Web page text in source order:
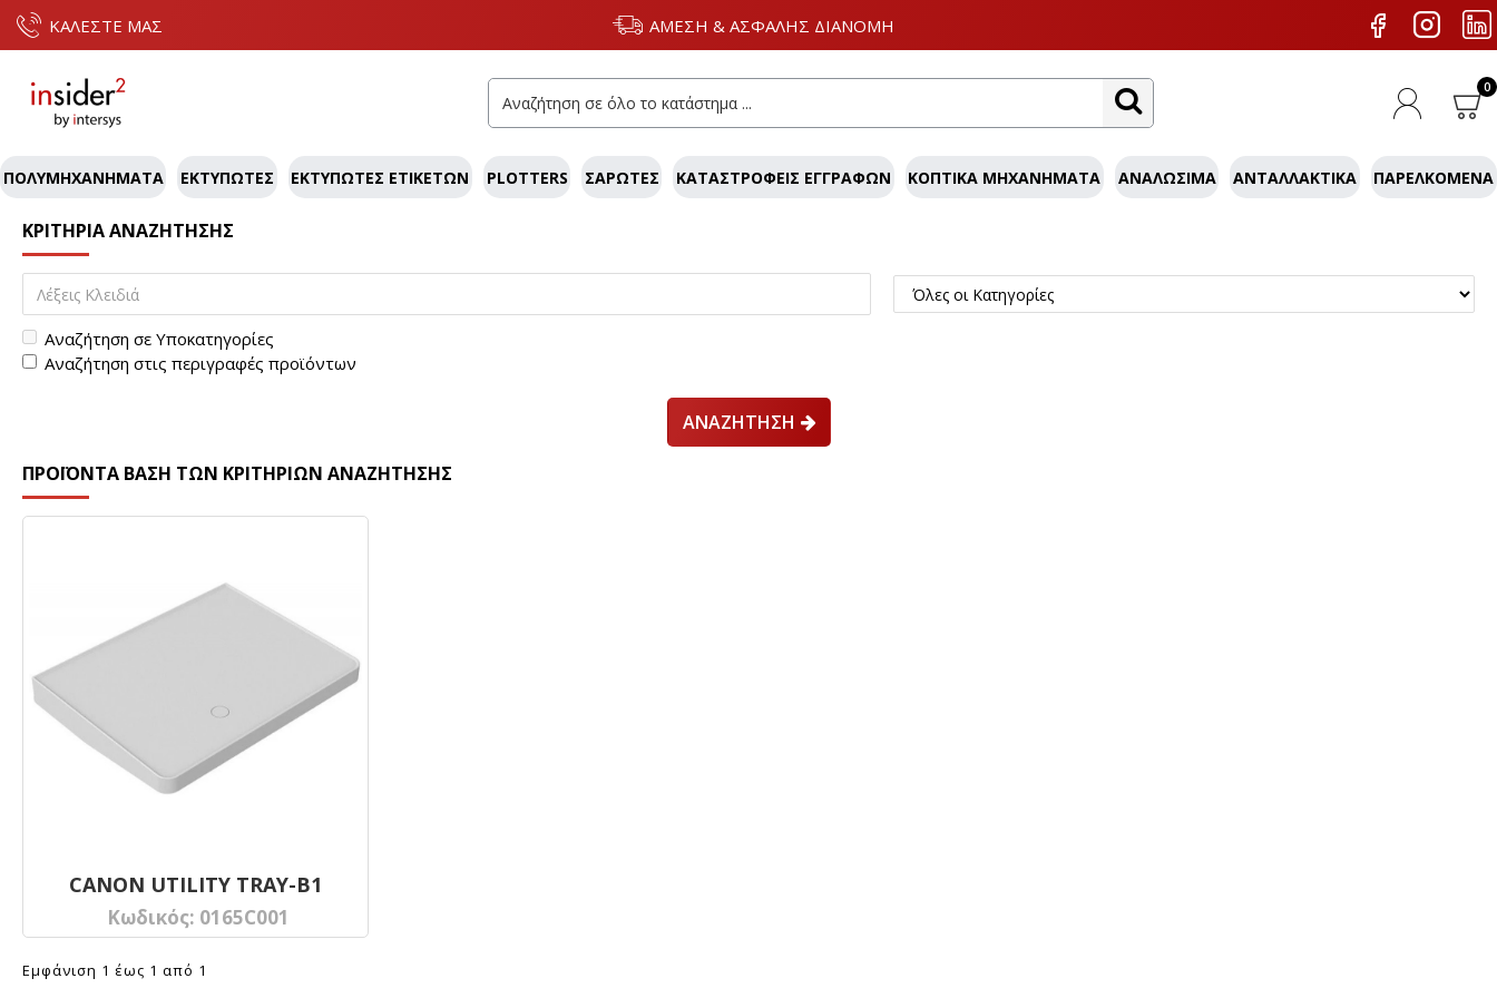
ΚΑΛΕΣΤΕ ΜΑΣ ΑΜΕΣΗ & ΑΣΦΑΛΗΣ ΔΙΑΝΟΜΗ
0
ΠΟΛΥΜΗΧΑΝΉΜΑΤΑ ΕΚΤΥΠΩΤΈΣ ΕΚΤΥΠΩΤΈΣ ΕΤΙΚΕΤΏΝ PLOTTERS ΣΑΡΩΤΈΣ ΚΑΤΑΣΤΡΟΦΕΊΣ ΕΓΓΡΆΦΩΝ ΚΟΠΤΙΚΆ ΜΗΧΑΝΉΜΑΤΑ ΑΝΑΛΏΣΙΜΑ ΑΝΤΑΛΛΑΚΤΙΚΆ ΠΑΡΕΛΚΌΜΕΝΑ
ΚΡΙΤΉΡΙΑ ΑΝΑΖΉΤΗΣΗΣ
Αναζήτηση σε Υποκατηγορίες
Αναζήτηση στις περιγραφές προϊόντων
ΑΝΑΖΉΤΗΣΗ
ΠΡΟΪΌΝΤΑ ΒΆΣΗ ΤΩΝ ΚΡΙΤΗΡΙΩΝ ΑΝΑΖΉΤΗΣΗΣ
Κωδικός: 0165C001
CANON UTILITY TRAY-B1
Εμφάνιση 1 έως 1 από 1